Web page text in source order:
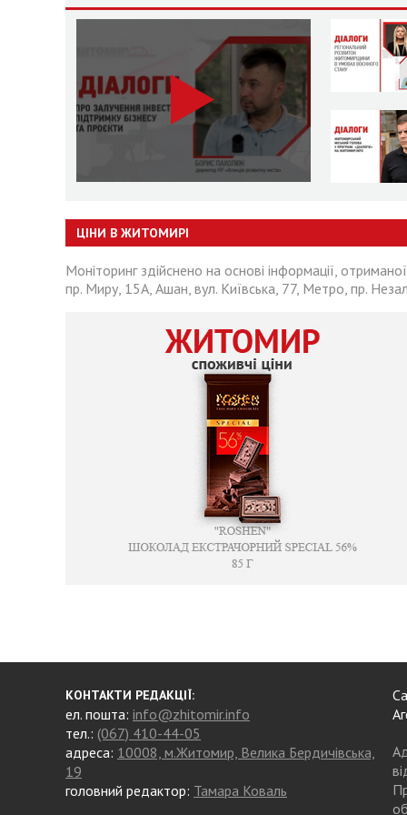
ЦІНИ В ЖИТОМИРІ
Моніторинг здійснено на основі інформації,
пр. Миру, 15А, Ашан, вул. Київська, 77, Метро, пр.
КОНТАКТИ РЕДАКЦІЇ:
ел. пошта: info@zhitomir.info
тел.: (067) 410-44-05
адреса: 10008, м.Житомир, Велика Бердичівська,
19
головний редактор: Тамара Коваль